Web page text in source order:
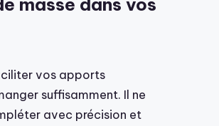
vos apports
suffisamment. Il ne
avec précision et